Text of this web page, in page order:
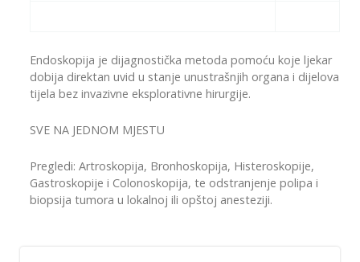
Endoskopija je dijagnostička metoda pomoću koje ljekar
dobija direktan uvid u stanje unustrašnjih organa i dijelova
tijela bez invazivne eksplorativne hirurgije.
SVE NA JEDNOM MJESTU
Pregledi: Artroskopija, Bronhoskopija, Histeroskopije,
Gastroskopije i Colonoskopija, te odstranjenje polipa i
biopsija tumora u lokalnoj ili opštoj anesteziji.